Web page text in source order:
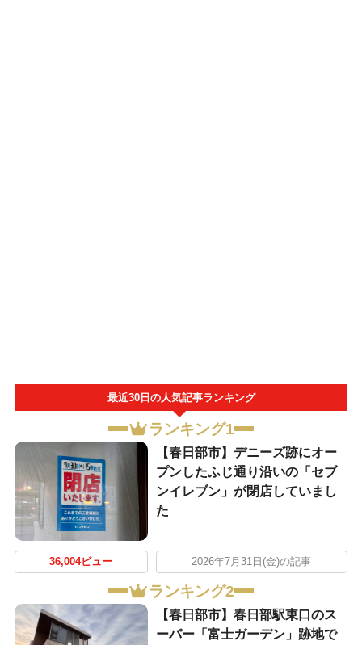
最近30日の人気記事ランキング
ランキング1
【春日部市】デニーズ跡にオー
プンしたふじ通り沿いの「セブ
ンイレブン」が閉店していまし
た
36,004ビュー 2026年7月31日(金)の記事
ランキング2
【春日部市】春日部駅東口のス
ーパー「富士ガーデン」跡地で